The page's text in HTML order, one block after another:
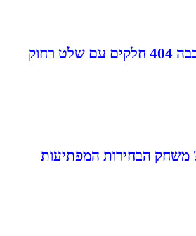
מכונית משטרה להרכבה 404 חלקים עם שלט רחוק
COME
המפתיעות